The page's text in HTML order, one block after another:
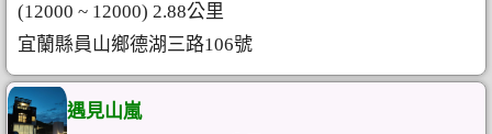
(12000 ~ 12000) 2.88公里
宜蘭縣員山鄉德湖三路106號
遇見山嵐